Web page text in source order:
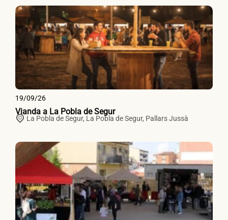
19/09/26
Vianda a La Pobla de Segur
La Pobla de Segur, La Pobla de Segur, Pallars Jussà